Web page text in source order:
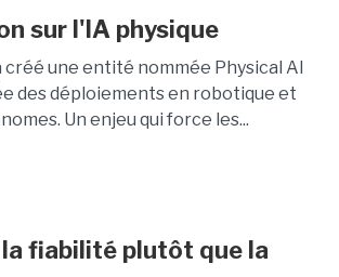
sur l'IA physique
créé une entité nommée Physical AI
des déploiements en robotique et
Un enjeu qui force les...
fiabilité plutôt que la